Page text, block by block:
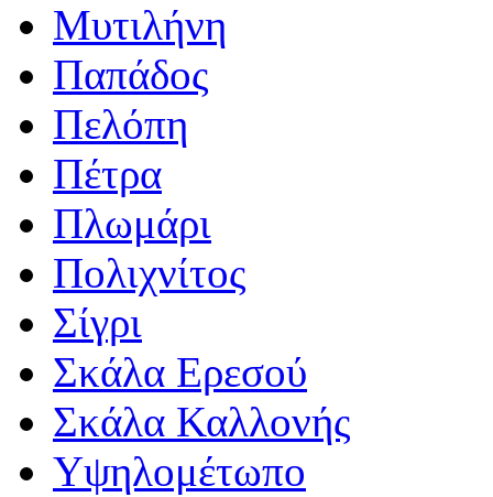
Μυτιλήνη
Παπάδος
Πελόπη
Πέτρα
Πλωμάρι
Πολιχνίτος
Σίγρι
Σκάλα Ερεσού
Σκάλα Καλλονής
Υψηλομέτωπο